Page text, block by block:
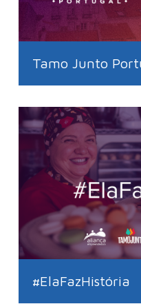
Tamo Junto
#ElaFazHistória